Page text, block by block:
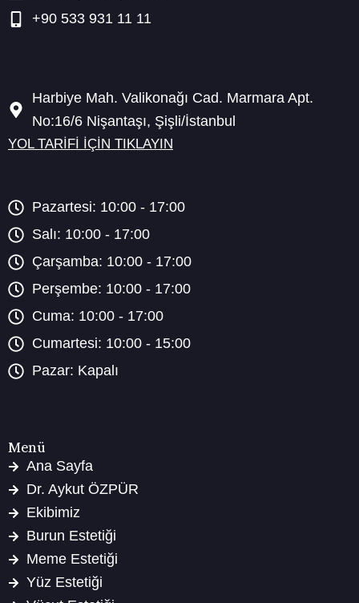
+90 533 931 11 11
Harbiye Mah. Valikonağı Cad. Marmara Apt.
No:16/6 Nişantaşı, Şişli/İstanbul
YOL TARİFİ İÇİN TIKLAYIN
Pazartesi: 10:00 - 17:00
Salı: 10:00 - 17:00
Çarşamba: 10:00 - 17:00
Perşembe: 10:00 - 17:00
Cuma: 10:00 - 17:00
Cumartesi: 10:00 - 15:00
Pazar: Kapalı
Menü
Ana Sayfa
Dr. Aykut ÖZPÜR
Ekibimiz
Burun Estetiği
Meme Estetiği
Yüz Estetiği